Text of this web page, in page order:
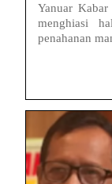
Yanuar
menghiasi
penahanan